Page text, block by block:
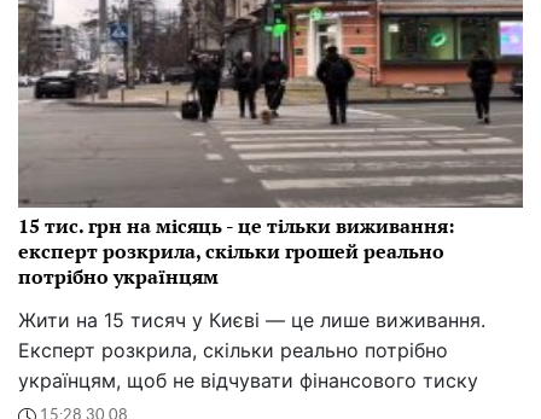
15 тис. грн на місяць - це тільки виживання:
експерт розкрила, скільки грошей реально
потрібно українцям
Жити на 15 тисяч у Києві — це лише виживання.
Експерт розкрила, скільки реально потрібно
українцям, щоб не відчувати фінансового тиску